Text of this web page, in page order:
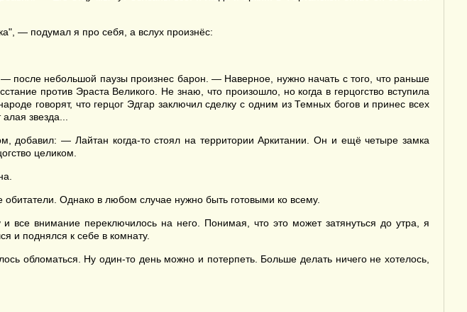
— подумал я про себя, а вслух произнёс:
после небольшой паузы произнес барон. — Наверное, нужно начать с того, что раньше
против Эраста Великого. Не знаю, что произошло, но когда в герцогство вступила
говорят, что герцог Эдгар заключил сделку с одним из Темных богов и принес всех
звезда...
добавил: — Лайтан когда-то стоял на территории Аркитании. Он и ещё четыре замка
целиком.
Однако в любом случае нужно быть готовыми ко всему.
внимание переключилось на него. Понимая, что это может затянуться до утра, я
и поднялся к себе в комнату.
обломаться. Ну один-то день можно и потерпеть. Больше делать ничего не хотелось,